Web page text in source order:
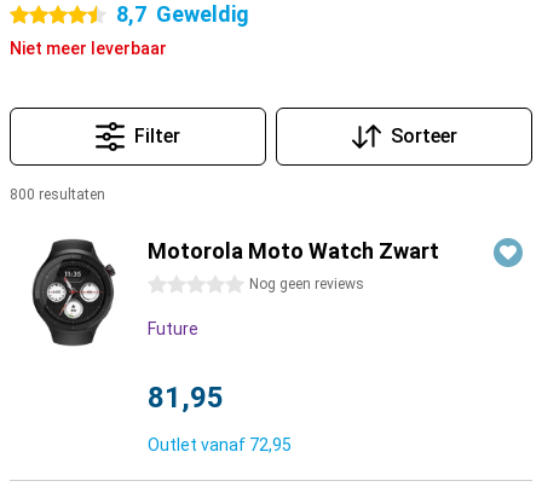
4.5 sterren 8,7 Geweldig
Niet meer leverbaar
Filter Sorteer
800 resultaten
Motorola Moto Watch Zwart
0 sterren Nog geen reviews
Future
81,95
Outlet vanaf 72,95